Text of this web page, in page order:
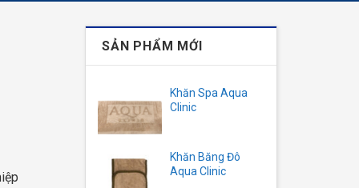
SẢN PHẨM MỚI
Khăn Spa Aqua
Clinic
Khăn Băng Đô
Aqua Clinic